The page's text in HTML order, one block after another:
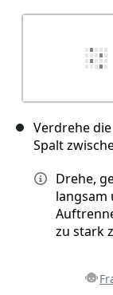
Verdrehe
Spalt
Drehe,
langsam
zu stark